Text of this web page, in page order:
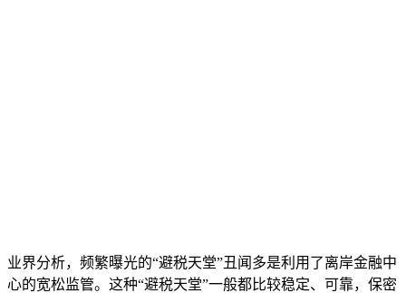
业界分析，频繁曝光的“避税天堂”丑闻多是利用了离岸金融中
心的宽松监管。这种“避税天堂”一般都比较稳定、可靠，保密